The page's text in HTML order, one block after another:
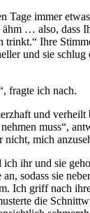
Tage immer
… also, dass
trinkt.“ Ihre
und sie schlug
fragte ich nach.
und verheilt
muss“,
nicht, mich
ihr und sie
sodass sie
Ich griff nach
die